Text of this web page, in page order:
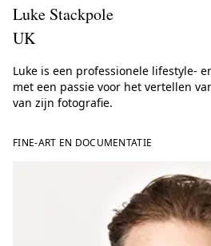
Luke Stackpole
UK
Luke is een professionele lifestyle-
met een passie voor het vertellen
van zijn fotografie.
FINE-ART EN DOCUMENTATIE